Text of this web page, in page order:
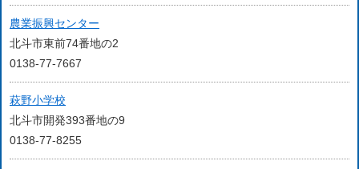
農業振興センター
北斗市東前74番地の2
0138-77-7667
萩野小学校
北斗市開発393番地の9
0138-77-8255